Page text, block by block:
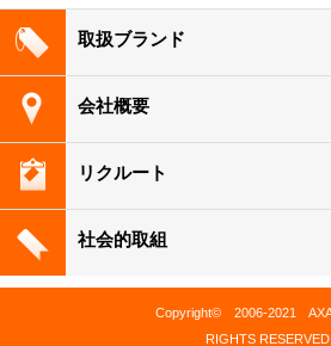
取扱ブランド
会社概要
リクルート
社会的取組
Copyright© 2006-2021
RIGHTS RESERVED